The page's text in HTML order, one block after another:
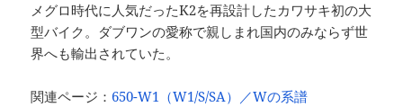
メグロ時代に人気だったK2を再設計したカワサキ初の大
型バイク。ダブワンの愛称で親しまれ国内のみならず世
界へも輸出されていた。
関連ページ： 650-W1（W1/S/SA）／Wの系譜